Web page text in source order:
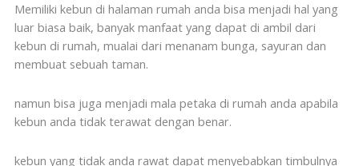
Memiliki kebun di halaman rumah anda bisa menjadi hal yang
luar biasa baik, banyak manfaat yang dapat di ambil dari
kebun di rumah, mualai dari menanam bunga, sayuran dan
membuat sebuah taman.
namun bisa juga menjadi mala petaka di rumah anda apabila
kebun anda tidak terawat dengan benar.
kebun yang tidak anda rawat dapat menyebabkan timbulnya